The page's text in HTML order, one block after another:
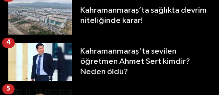
Kahramanmaraş’ta sağlıkta devrim
niteliğinde karar!
Kahramanmaraş'ta sevilen
öğretmen Ahmet Sert kimdir?
Neden öldü?
4
5